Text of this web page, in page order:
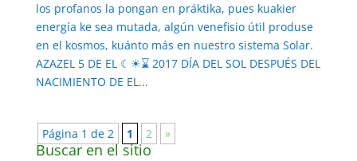
los profanos la pongan en práktika, pues kuakier
energía ke sea mutada, algún venefisio útil produse
en el kosmos, kuánto más en nuestro sistema Solar.
AZAZEL 5 DE EL ☾☀⌛ 2017 DÍA DEL SOL DESPUÉS DEL
NACIMIENTO DE EL...
Página 1 de 2 1 2 »
Buscar en el sitio